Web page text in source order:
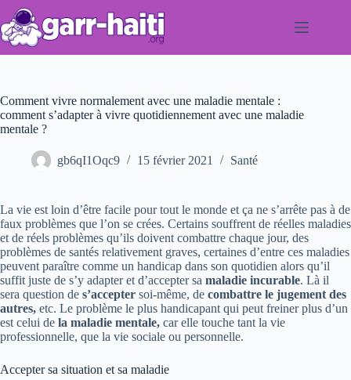
Passer
au
contenu
Comment vivre normalement avec une maladie mentale :
comment s’adapter à vivre quotidiennement avec une maladie
mentale ?
gb6qI1Oqc9 15 février 2021 Santé
La vie est loin d’être facile pour tout le monde et ça ne s’arrête pas à de
faux problèmes que l’on se crées. Certains souffrent de réelles maladies
et de réels problèmes qu’ils doivent combattre chaque jour, des
problèmes de santés relativement graves, certaines d’entre ces maladies
peuvent paraître comme un handicap dans son quotidien alors qu’il
suffit juste de s’y adapter et d’accepter sa maladie incurable. Là il
sera question de s’accepter soi-même, de combattre le jugement des
autres, etc. Le problème le plus handicapant qui peut freiner plus d’un
est celui de la maladie mentale, car elle touche tant la vie
professionnelle, que la vie sociale ou personnelle.
Accepter sa situation et sa maladie